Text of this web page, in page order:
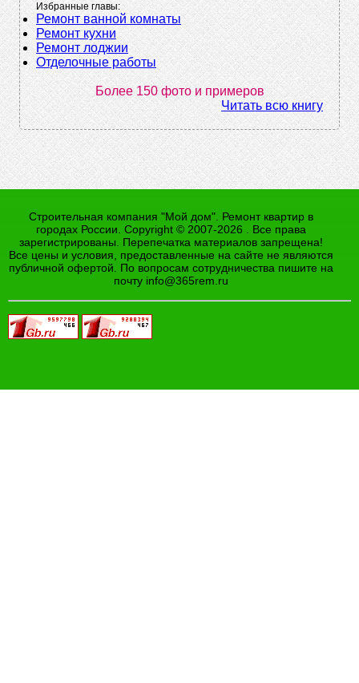
Избранные главы:
Ремонт ванной комнаты
Ремонт кухни
Ремонт лоджии
Отделочные работы
Более 150 фото и примеров
Читать всю книгу
Строительная компания "Мой дом". Ремонт квартир в
городах России. Copyright © 2007-2026 . Все права
зарегистрированы. Перепечатка материалов запрещена!
Все цены и условия, предоставленные на сайте не являются
публичной офертой. По вопросам сотрудничества пишите на
почту info@365rem.ru